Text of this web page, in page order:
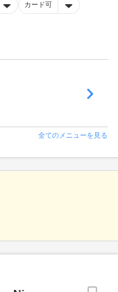
カード可
全てのメニューを見る